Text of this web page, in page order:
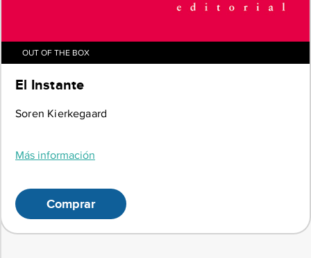
OUT OF THE BOX
El Instante
Soren Kierkegaard
Más información
Comprar